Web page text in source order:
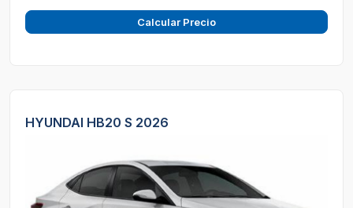
Calcular Precio
HYUNDAI HB20 S 2026